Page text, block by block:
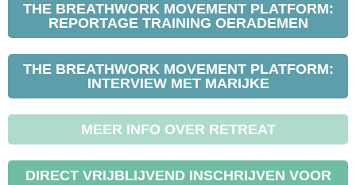
THE BREATHWORK MOVEMENT PLATFORM:
REPORTAGE TRAINING OERADEMEN
THE BREATHWORK MOVEMENT PLATFORM:
INTERVIEW MET MARIJKE
MEER INFO OVER RETREAT
DIRECT VRIJBLIJVEND INSCHRIJVEN VOOR